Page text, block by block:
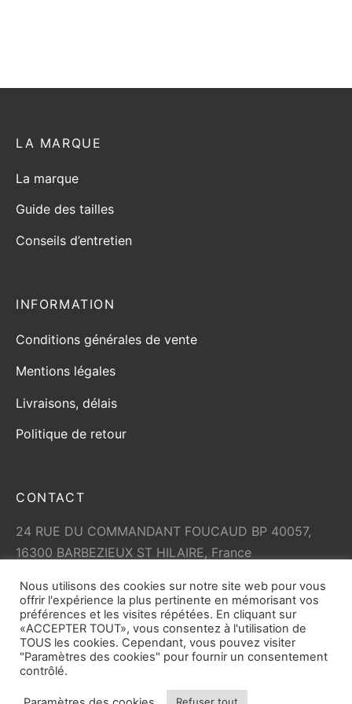
LA MARQUE
La marque
Guide des tailles
Conseils d’entretien
INFORMATION
Conditions générales de vente
Mentions légales
Livraisons, délais
Politique de retour
CONTACT
24 RUE DU COMMANDANT FOUCAUD BP 40057,
16300 BARBEZIEUX ST HILAIRE, France
info@vicard.com
Nous utilisons des cookies sur notre site web pour vous
offrir l'expérience la plus pertinente en mémorisant vos
préférences et les visites répétées. En cliquant sur
«ACCEPTER TOUT», vous consentez à l'utilisation de
TOUS les cookies. Cependant, vous pouvez visiter
"Paramètres des cookies" pour fournir un consentement
contrôlé.